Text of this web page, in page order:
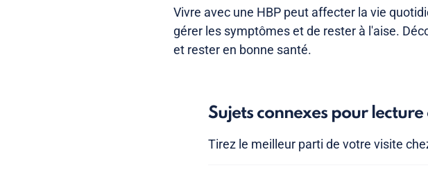
Vivre avec une HBP peut affecter la vie
gérer les symptômes et de rester à l'aise.
et rester en bonne santé.
Sujets connexes pour
Tirez le meilleur parti de votre visite